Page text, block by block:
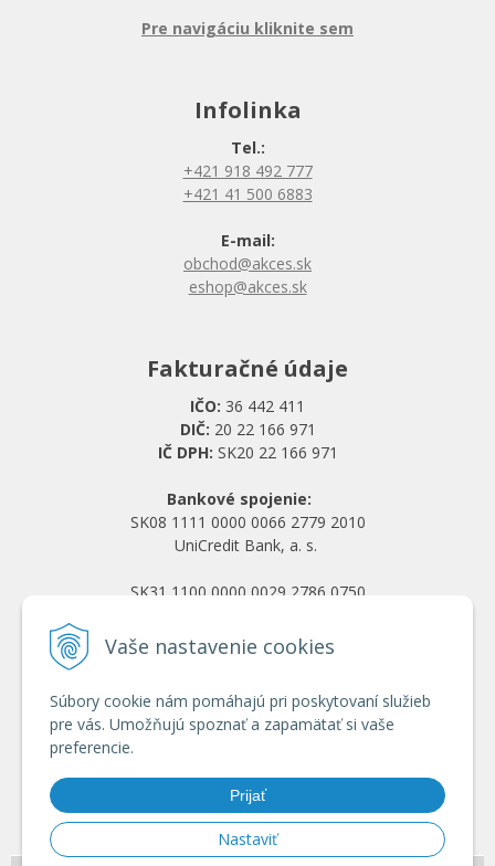
Vaše nastavenie cookies
Súbory cookie nám pomáhajú pri poskytovaní služieb
pre vás. Umožňujú spoznať a zapamätať si vaše
preferencie.
Prijať
Nastaviť
Pre navigáciu kliknite sem
Infolinka
Tel.:
+421 918 492 777
+421 41 500 6883
E-mail:
obchod@akces.sk
eshop@akces.sk
Fakturačné údaje
IČO: 36 442 411
DIČ: 20 22 166 971
IČ DPH: SK20 22 166 971
Bankové spojenie:
SK08 1111 0000 0066 2779 2010
UniCredit Bank, a. s.
SK31 1100 0000 0029 2786 0750
Obchodné podmienky
Ochrana osobných údajov
Doprava a platba
Registrácia veľkoobchod